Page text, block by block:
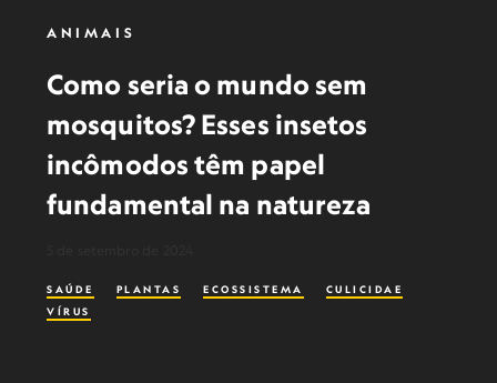
ANIMAIS
Como seria o mundo sem
mosquitos? Esses insetos
incômodos têm papel
fundamental na natureza
SAÚDE PLANTAS ECOSSISTEMA
CULICIDAE
VÍRUS